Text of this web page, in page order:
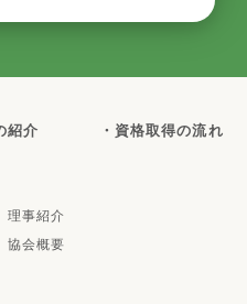
紹介 ・資格取得の流れ
理事紹介
協会概要